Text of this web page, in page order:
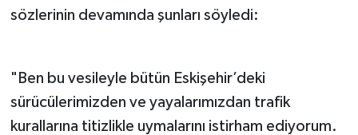
sözlerinin devamında şunları söyledi:
"Ben bu vesileyle bütün Eskişehir’deki
sürücülerimizden ve yayalarımızdan trafik
kurallarına titizlikle uymalarını istirham ediyorum.